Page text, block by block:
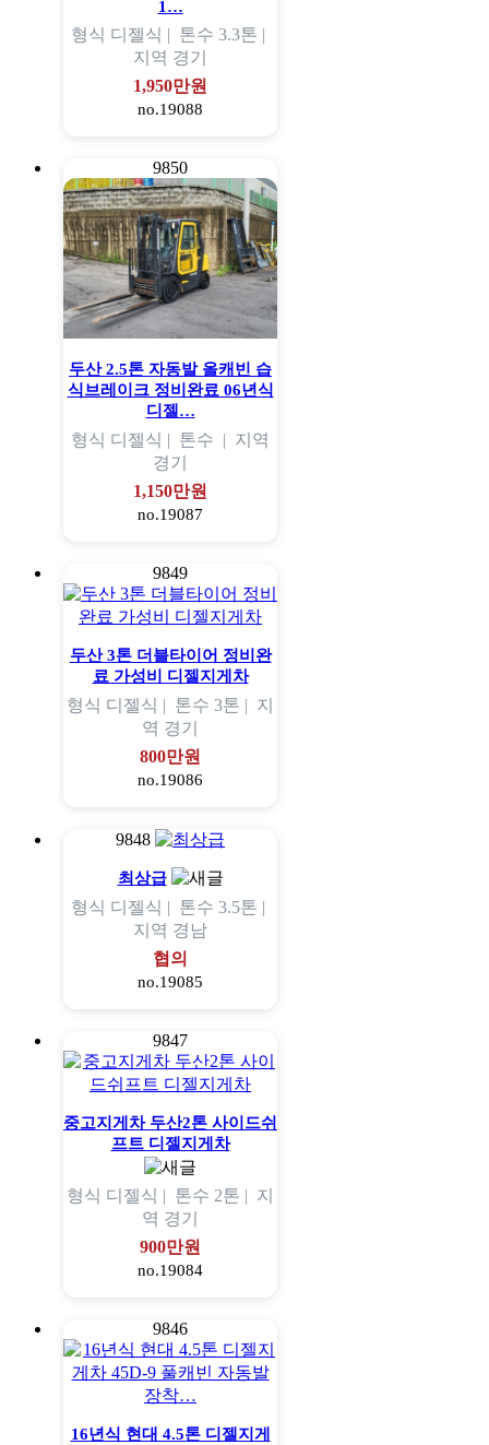
1…
형식 디젤식 | 톤수 3.3톤 |
지역 경기
1,950만원
no.19088
9850
두산 2.5톤 자동발 올캐빈 습
식브레이크 정비완료 06년식
디젤…
형식 디젤식 | 톤수 | 지역
경기
1,150만원
no.19087
9849
두산 3톤 더블타이어 정비완
료 가성비 디젤지게차
형식 디젤식 | 톤수 3톤 | 지
역 경기
800만원
no.19086
9848
최상급
형식 디젤식 | 톤수 3.5톤 |
지역 경남
협의
no.19085
9847
중고지게차 두산2톤 사이드쉬
프트 디젤지게차
형식 디젤식 | 톤수 2톤 | 지
역 경기
900만원
no.19084
9846
16년식 현대 4.5톤 디젤지게